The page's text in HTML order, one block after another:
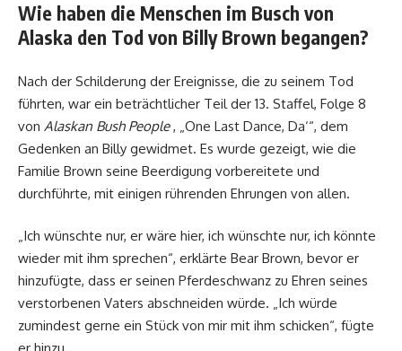
Wie haben die Menschen im Busch von
Alaska den Tod von Billy Brown begangen?
Nach der Schilderung der Ereignisse, die zu seinem Tod
führten, war ein beträchtlicher Teil der 13. Staffel, Folge 8
von Alaskan Bush People, „One Last Dance, Da‘“, dem
Gedenken an Billy gewidmet. Es wurde gezeigt, wie die
Familie Brown seine Beerdigung vorbereitete und
durchführte, mit einigen rührenden Ehrungen von allen.
„Ich wünschte nur, er wäre hier, ich wünschte nur, ich könnte
wieder mit ihm sprechen“, erklärte Bear Brown, bevor er
hinzufügte, dass er seinen Pferdeschwanz zu Ehren seines
verstorbenen Vaters abschneiden würde. „Ich würde
zumindest gerne ein Stück von mir mit ihm schicken“, fügte